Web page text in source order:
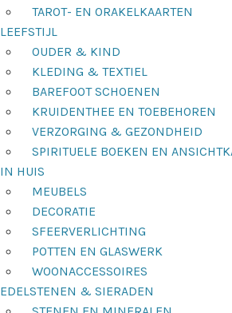
TAROT- EN ORAKELKAARTEN
LEEFSTIJL
OUDER & KIND
KLEDING & TEXTIEL
BAREFOOT SCHOENEN
KRUIDENTHEE EN TOEBEHOREN
VERZORGING & GEZONDHEID
SPIRITUELE BOEKEN EN
IN HUIS
MEUBELS
DECORATIE
SFEERVERLICHTING
POTTEN EN GLASWERK
WOONACCESSOIRES
EDELSTENEN & SIERADEN